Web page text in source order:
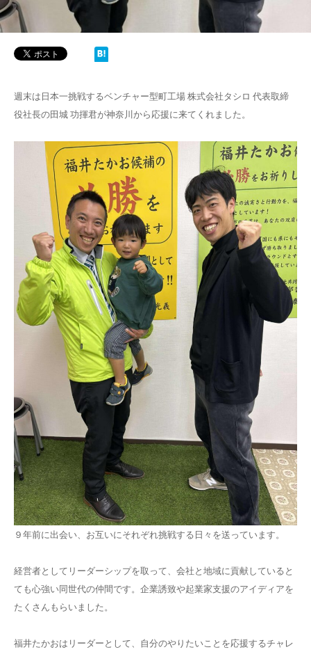
週末は日本一挑戦するベンチャー型町工場 株式会社タシロ 代表取締
役社長の田城 功揮君が神奈川から応援に来てくれました。
９年前に出会い、お互いにそれぞれ挑戦する日々を送っています。
経営者としてリーダーシップを取って、会社と地域に貢献していると
ても心強い同世代の仲間です。企業誘致や起業家支援のアイディアを
たくさんもらいました。
福井たかおはリーダーとして、自分のやりたいことを応援するチャレ